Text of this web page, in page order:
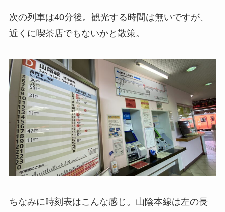
次の列車は40分後。観光する時間は無いですが、
近くに喫茶店でもないかと散策。
ちなみに時刻表はこんな感じ。山陰本線は左の長